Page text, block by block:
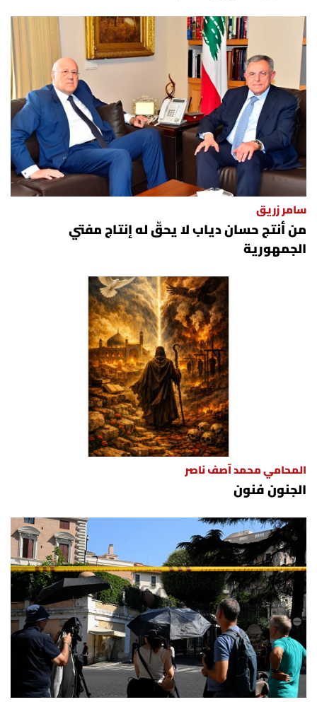
سامر زريق
من أنتج حسان دياب لا يحقّ له إنتاج مفتي
الجمهورية
المحامي محمد آصف ناصر
الجنون فنون